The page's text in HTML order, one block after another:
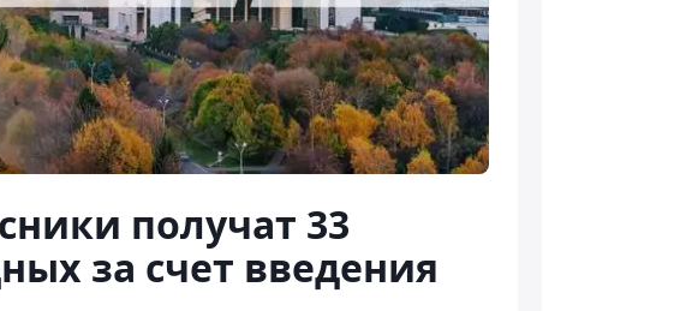
получат 33
за счет введения